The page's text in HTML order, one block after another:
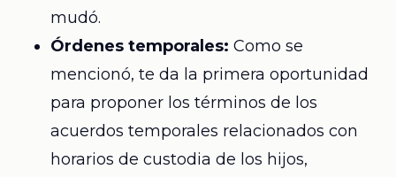
mudó.
Órdenes temporales: Como se
mencionó, te da la primera oportunidad
para proponer los términos de los
acuerdos temporales relacionados con
horarios de custodia de los hijos,